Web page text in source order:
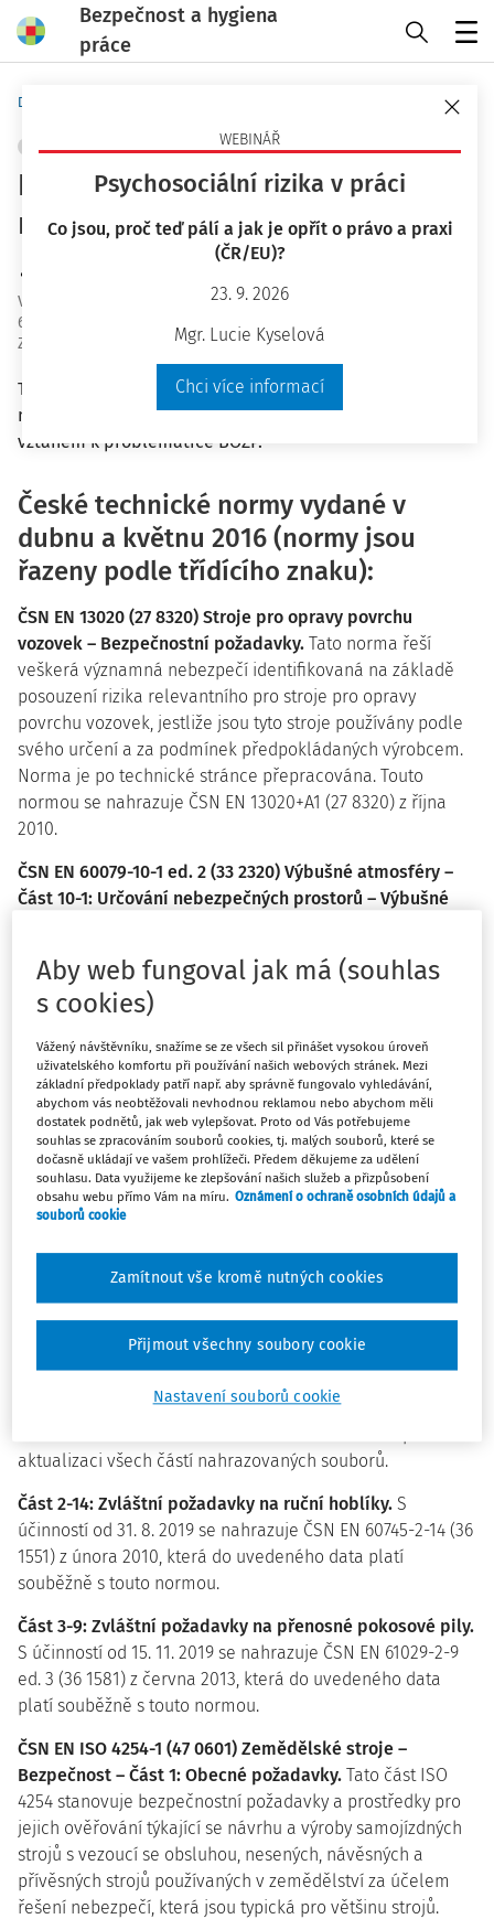
Bezpečnost a hygiena
práce
WEBINÁŘ
Psychosociální rizika v práci
Co jsou, proč teď pálí a jak je opřít o právo a praxi
(ČR/EU)?
23. 9. 2026
Mgr. Lucie Kyselová
Chci více informací
Domů
STROJNÍ A TECHNICKÁ ZAŘÍZENÍ, NÁŘADÍ + PŘIDAT VLASTNÍ
Přehled nových technických
norem - duben a květen 2016
Vydáno
6 minut čtení
Zdroj
Bezpečnost a hygiena práce 5/2016
Text obsahuje stručné informace o nově vydaných a
novelizovaných českých technických normách se
vztahem k problematice BOZP.
České technické normy vydané v
dubnu a květnu 2016 (normy jsou
řazeny podle třídícího znaku):
ČSN EN 13020 (27 8320) Stroje pro opravy povrchu
vozovek – Bezpečnostní požadavky. Tato norma řeší
veškerá významná nebezpečí identifikovaná na základě
posouzení rizika relevantního pro stroje pro opravy
povrchu vozovek, jestliže jsou tyto stroje používány podle
svého určení a za podmínek předpokládaných výrobcem.
Norma je po technické stránce přepracována. Touto
normou se nahrazuje ČSN EN 13020+A1 (27 8320) z října
2010.
ČSN EN 60079-10-1 ed. 2 (33 2320) Výbušné atmosféry –
Část 10-1: Určování nebezpečných prostorů – Výbušné
vznikat nebezpečí od hořlavých plynů nebo par a může být
použita jako základ pro správný výběr a instalaci zařízení
určena pro použití tam, kde může vznikat nebezpečí
iniciace přítomných směsí hořlavých plynů a par se
vzduchem. S účinnosti od 13. 10. 2018 se nahrazuje ČSN EN
60079-10-1 (33 2320) z prosince 2009, která do uvedeného
data platí souběžně s touto normou.
V platnost vstupují tři části normyČSN EN 62841 (36 1510)
a zahradní stroje – Bezpečnost:
Část 1: Obecné požadavky.Souběžně s touto normou je
dovoleno používat dosud platné ČSN EN 60745-1 ed. 3 (36
1551) z prosince 2009, ČSN EN 61029-1 ed. 3 (36 1581) z
(v případě žacích a zahradních strojů). Datum zrušení
aktualizaci všech částí nahrazovaných souborů.
Část 2-14: Zvláštní požadavky na ruční hoblíky. S
účinností od 31. 8. 2019 se nahrazuje ČSN EN 60745-2-14 (36
1551) z února 2010, která do uvedeného data platí
souběžně s touto normou.
Část 3-9: Zvláštní požadavky na přenosné pokosové pily.
S účinností od 15. 11. 2019 se nahrazuje ČSN EN 61029-2-9
ed. 3 (36 1581) z června 2013, která do uvedeného data
platí souběžně s touto normou.
ČSN EN ISO 4254-1 (47 0601) Zemědělské stroje –
Bezpečnost – Část 1: Obecné požadavky. Tato část ISO
4254 stanovuje bezpečnostní požadavky a prostředky pro
jejich ověřování týkající se návrhu a výroby samojízdných
strojů s vezoucí se obsluhou, nesených, návěsných a
přívěsných strojů používaných v zemědělství za účelem
řešení nebezpečí, která jsou typická pro většinu strojů.
Aby web fungoval jak má (souhlas
s cookies)
Vážený návštěvníku, snažíme se ze všech sil přinášet vysokou úroveň
uživatelského komfortu při používání našich webových stránek. Mezi
základní předpoklady patří např. aby správně fungovalo vyhledávání,
abychom vás neobtěžovali nevhodnou reklamou nebo abychom měli
dostatek podnětů, jak web vylepšovat. Proto od Vás potřebujeme
souhlas se zpracováním souborů cookies, tj. malých souborů, které se
dočasně ukládají ve vašem prohlížeči. Předem děkujeme za udělení
souhlasu. Data využijeme ke zlepšování našich služeb a přizpůsobení
obsahu webu přímo Vám na míru. Oznámení o ochraně osobních údajů a
souborů cookie
Nastavení souborů cookie
Zamítnout vše kromě nutných cookies
Přijmout všechny soubory cookie